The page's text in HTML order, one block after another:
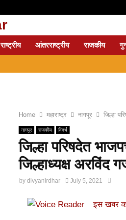
राष्ट्रीय आंतरराष्ट्रीय राजकीय
Home महाराष्ट्र नागपूर जिल्हा
नागपूर राजकीय विदर्भ
जिल्हा परिषदेत
जिल्हाध्यक्ष अरविंद
by divyanirdhar July 5, 2021